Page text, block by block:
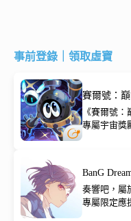
事前登錄｜領取虛寶
賽爾號：
《賽爾號
專屬宇宙獎
BanG
奏響吧，屬
專屬限定應